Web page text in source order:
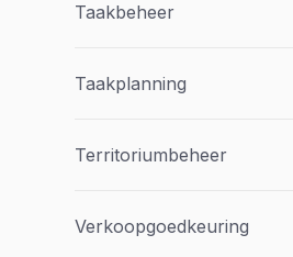
Taakbeheer
Taakplanning
Territoriumbeheer
Verkoopgoedkeuring